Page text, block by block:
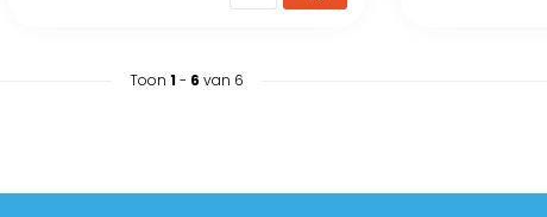
Toon 1- 6 van 6